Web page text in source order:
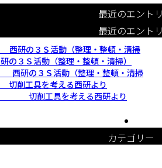
最近のエントリ
最近のエントリ
の３Ｓ活動（整理・整頓・清掃
Ｓ活動（整理・整頓・清掃）
の３Ｓ活動（整理・整頓・清掃
工具を考える西研より
切削工具を考える西研より
カテゴリー